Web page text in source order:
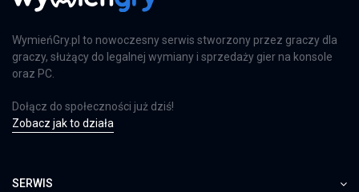
Far Cry 6: Limited Edition
PS4
Farming Simulator 25
WymieńGry.pl to nowoczesny serwis stworzony przez graczy dla
graczy, służący do legalnej wymiany i sprzedaży gier na konsole
oraz PC.
Dołącz do społeczności już dziś!
Zobacz jak to działa
SERWIS